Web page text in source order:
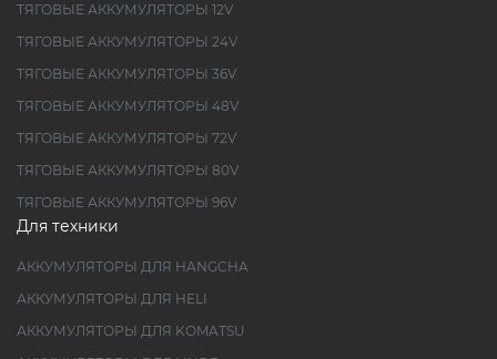
ТЯГОВЫЕ АККУМУЛЯТОРЫ 12V
ТЯГОВЫЕ АККУМУЛЯТОРЫ 24V
ТЯГОВЫЕ АККУМУЛЯТОРЫ 36V
ТЯГОВЫЕ АККУМУЛЯТОРЫ 48V
ТЯГОВЫЕ АККУМУЛЯТОРЫ 72V
ТЯГОВЫЕ АККУМУЛЯТОРЫ 80V
ТЯГОВЫЕ АККУМУЛЯТОРЫ 96V
Для техники
АККУМУЛЯТОРЫ ДЛЯ HANGCHA
АККУМУЛЯТОРЫ ДЛЯ HELI
АККУМУЛЯТОРЫ ДЛЯ KOMATSU